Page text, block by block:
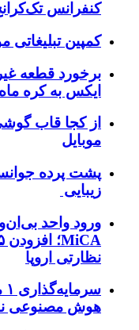
کنفرانس تک‌کرانچ
کمپین
ایکس به کره
از کجا قاب
موبایل
پشت پرده
زیبایی
ورود واحد
نظارتی اروپا
هوش مصنوعی